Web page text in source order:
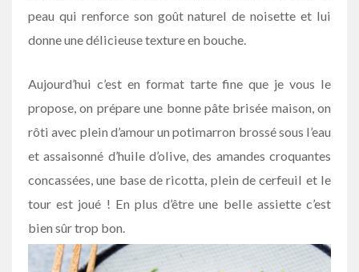
peau qui renforce son goût naturel de noisette et lui
donne une délicieuse texture en bouche.
Aujourd’hui c’est en format tarte fine que je vous le
propose, on prépare une bonne pâte brisée maison, on
rôti avec plein d’amour un potimarron brossé sous l’eau
et assaisonné d’huile d’olive, des amandes croquantes
concassées, une base de ricotta, plein de cerfeuil et le
tour est joué ! En plus d’être une belle assiette c’est
bien sûr trop bon.